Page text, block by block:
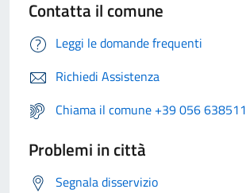
Contatta il comune
Leggi le domande frequenti
Richiedi Assistenza
Chiama il comune +39 056 638511
Problemi in città
Segnala disservizio